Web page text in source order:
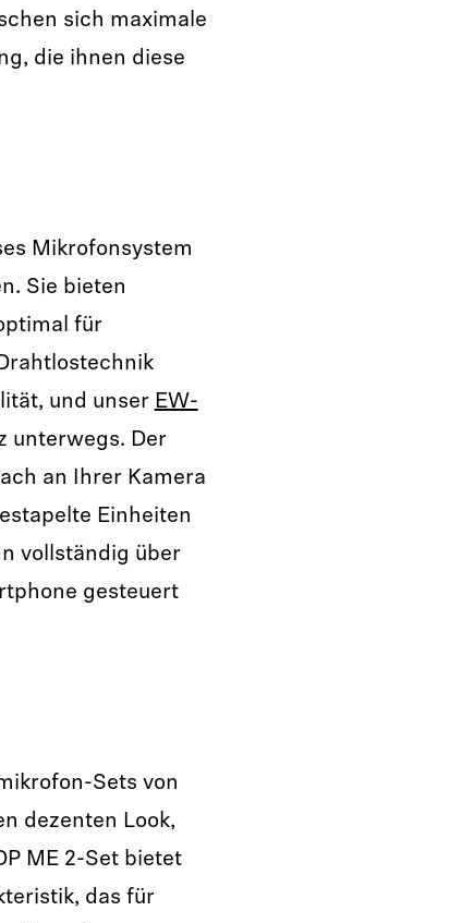
sich maximale
die ihnen diese
Mikrofonsystem
Sie bieten
für
und unser EW-
unterwegs. Der
an Ihrer Kamera
Einheiten
vollständig über
gesteuert
Sets von
dezenten Look,
ME 2-Set bietet
das für